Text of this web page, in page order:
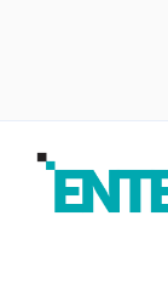
contenuto